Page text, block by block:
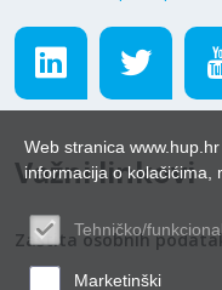
Važni linkovi
Zaštita osobnih
Web stranica
informacija o kolačićima,
Tehničko/
Marketinški